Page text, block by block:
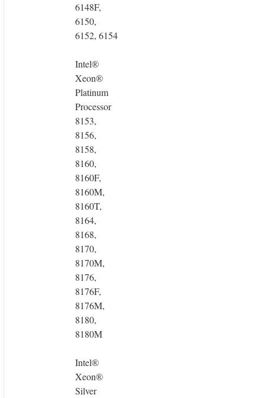
6148F,
6150,
6152, 6154
Intel®
Xeon®
Platinum
Processor
8153,
8156,
8158,
8160,
8160F,
8160M,
8160T,
8164,
8168,
8170,
8170M,
8176,
8176F,
8176M,
8180,
8180M
Intel®
Xeon®
Silver